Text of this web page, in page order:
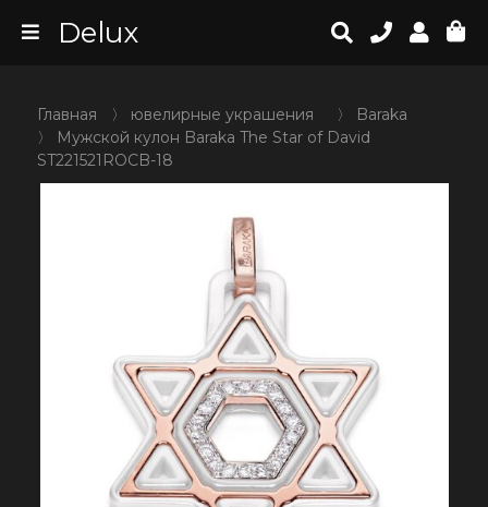
Delux
Главная 〉 ювелирные украшения 〉
Baraka
〉
Мужской кулон Baraka The Star of David
ST221521ROCB-18